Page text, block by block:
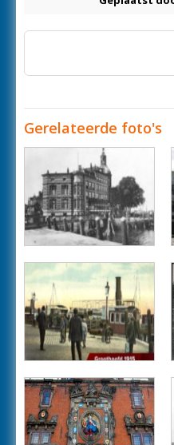
Gerelateerde foto's